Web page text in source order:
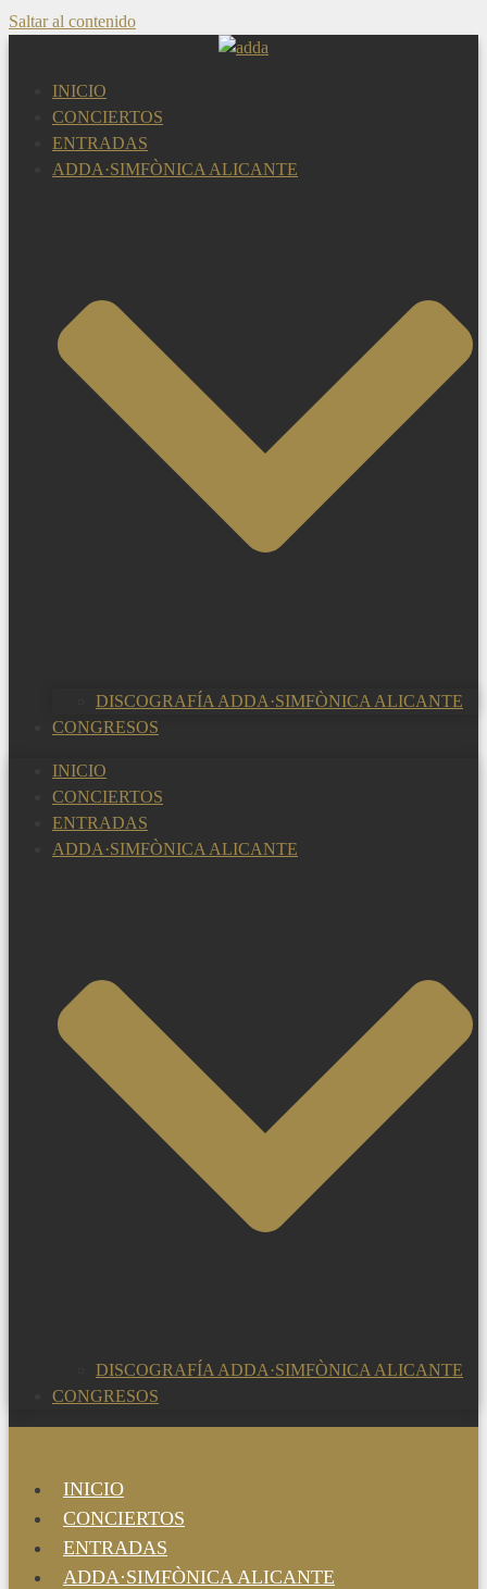
Saltar al contenido
INICIO
CONCIERTOS
ENTRADAS
ADDA·SIMFÒNICA ALICANTE
DISCOGRAFÍA ADDA·SIMFÒNICA ALICANTE
CONGRESOS
INICIO
CONCIERTOS
ENTRADAS
ADDA·SIMFÒNICA ALICANTE
DISCOGRAFÍA ADDA·SIMFÒNICA ALICANTE
CONGRESOS
INICIO
CONCIERTOS
ENTRADAS
ADDA·SIMFÒNICA ALICANTE